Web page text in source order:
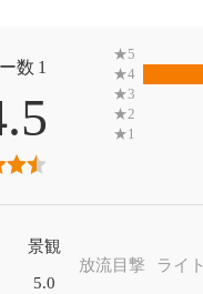
1
景観
5.0
放流目撃 ライ